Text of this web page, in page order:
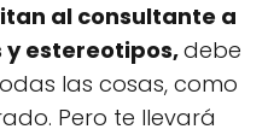
al consultante a
estereotipos,debe
las cosas, como
Pero te llevará